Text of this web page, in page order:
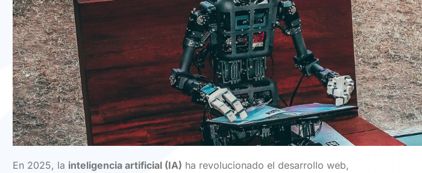
En 2025, la inteligencia artificial (IA) ha revolucionado el desarrollo web,